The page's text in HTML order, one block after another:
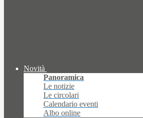
Novità
Panoramica
Le notizie
Le circolari
Calendario eventi
Albo online